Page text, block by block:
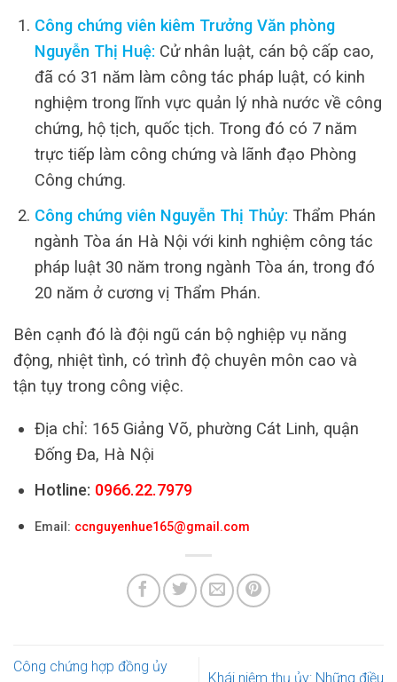
Công chứng viên kiêm Trưởng Văn phòng
Nguyễn Thị Huệ: Cử nhân luật, cán bộ cấp cao,
đã có 31 năm làm công tác pháp luật, có kinh
nghiệm trong lĩnh vực quản lý nhà nước về công
chứng, hộ tịch, quốc tịch. Trong đó có 7 năm
trực tiếp làm công chứng và lãnh đạo Phòng
Công chứng.
Công chứng viên Nguyễn Thị Thủy: Thẩm Phán
ngành Tòa án Hà Nội với kinh nghiệm công tác
pháp luật 30 năm trong ngành Tòa án, trong đó
20 năm ở cương vị Thẩm Phán.
Bên cạnh đó là đội ngũ cán bộ nghiệp vụ năng
động, nhiệt tình, có trình độ chuyên môn cao và
tận tụy trong công việc.
Địa chỉ: 165 Giảng Võ, phường Cát Linh, quận
Đống Đa, Hà Nội
Hotline: 0966.22.7979
Email: ccnguyenhue165@gmail.com
Công chứng hợp đồng ủy
Khái niệm thụ ủy: Những điều